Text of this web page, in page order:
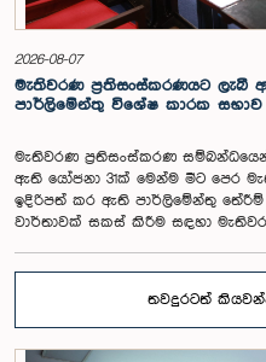
මට්ටම අනුමත කළ ද, එම තනතුරට
සැලකිල්ලට ගනිමින් වැටුප තවදුරටත්
සභා සභාපතිවරයා ඇතුළු
මට්ටම සම්බන්ධයෙන් ඉදිරියේදී
ගැනීමේ අවශ්‍යතාව ද කාරක
වැටුප් හා සේවක සංඛ්‍යා කොමිෂන්
2026-08-07
මැතිවරණ ප්‍රතිසංස්කරණයට ලැබී
පාර්ලිමේන්තු විශේෂ කාරක
මැතිවරණ ප්‍රතිසංස්කරණ
ඇති යෝජනා 31ක් මෙන්ම මීට පෙර
ඉදිරිපත් කර ඇති පාර්ලිමේන්තු තේරීම්
වාර්තාවක් සකස් කිරීම සඳහා
කාරක සභාව රාජ්‍ය පරිපාලන,
මහාචාර්ය ඒ.එච්.එම්.එච්. අබයරත්න
පාර්ලිමේන්තුවේදී පසුගියදා රැස් වූ
තවදුරටත්